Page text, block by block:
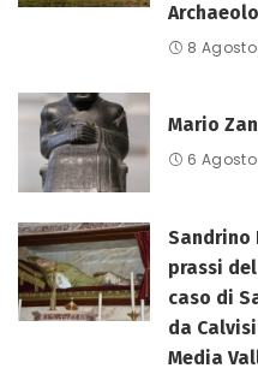
8
Mario
6
Sandrino
prassi
caso di
da
Media